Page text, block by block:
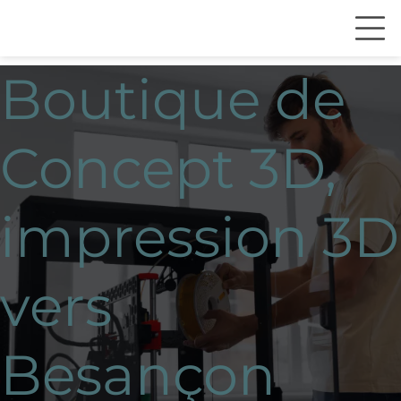
Boutique de
Concept 3D,
impression 3D
vers
Besançon